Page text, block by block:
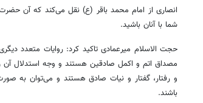
انصاری از امام محمد باقر (ع)نقل می‌کند که آن حضرت
شما با آنان باشید.
حجت الاسلام میرعمادی تاکید کرد: روایات متعدد
مصداق اتم و اکمل صادقین هستند و وجه استدلال آن
و رفتار، گفتار و نیات صادق هستند و می‌توان به
باشند.